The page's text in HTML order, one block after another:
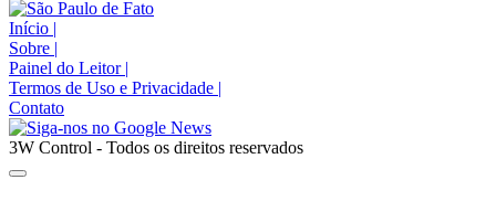
Início |
Sobre |
Painel do Leitor |
Termos de Uso e Privacidade |
Contato
3W Control - Todos os direitos reservados